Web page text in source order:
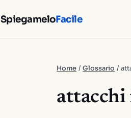
SpiegameloFacile
Home / Glossario /
attacchi